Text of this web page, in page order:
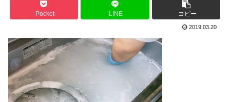
Pocket LINE コピー
2019.03.20